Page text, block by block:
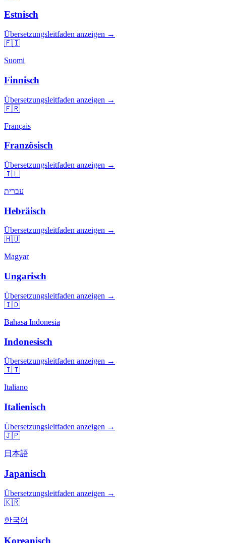
Estnisch
Übersetzungsleitfaden anzeigen →
🇫🇮
Suomi
Finnisch
Übersetzungsleitfaden anzeigen →
🇫🇷
Français
Französisch
Übersetzungsleitfaden anzeigen →
🇮🇱
עברית
Hebräisch
Übersetzungsleitfaden anzeigen →
🇭🇺
Magyar
Ungarisch
Übersetzungsleitfaden anzeigen →
🇮🇩
Bahasa Indonesia
Indonesisch
Übersetzungsleitfaden anzeigen →
🇮🇹
Italiano
Italienisch
Übersetzungsleitfaden anzeigen →
🇯🇵
日本語
Japanisch
Übersetzungsleitfaden anzeigen →
🇰🇷
한국어
Koreanisch